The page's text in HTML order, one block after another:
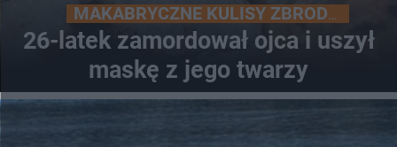
MAKABRYCZNE KULISY ZBRODNI
26-latek zamordował ojca i uszył
maskę z jego twarzy